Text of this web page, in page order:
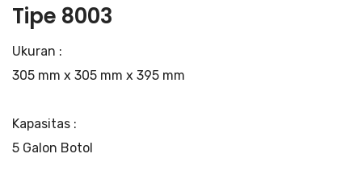
Tipe 8003
Ukuran :
305 mm x 305 mm x 395 mm
Kapasitas :
5 Galon Botol